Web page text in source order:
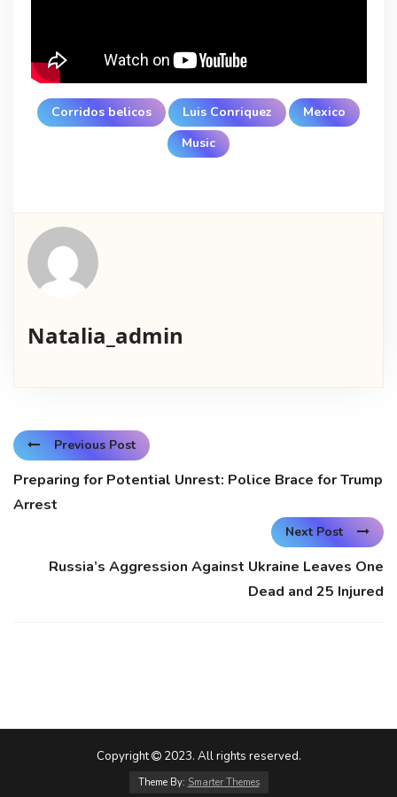
Corridos belicos Luis Conriquez
Mexico
Music
Natalia_admin
Previous Post
Preparing for Potential Unrest: Police Brace for Trump
Arrest
Next Post
Russia’s Aggression Against Ukraine Leaves One
Dead and 25 Injured
Copyright 2023. All rights reserved.
Theme By: Smarter Themes